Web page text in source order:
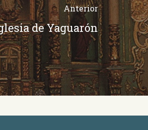
Anterior
de Yaguarón